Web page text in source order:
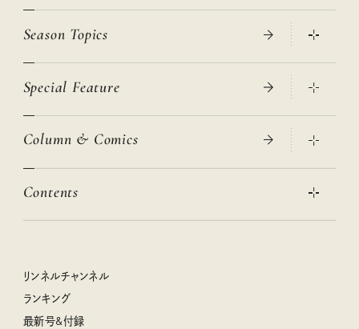
Season Topics
真夏のひんやりグッズ 2026
ニトリ・イケア・無印良品で賢くおしゃれなインテリア
絶品、お餅レシピ大集合！
クラフトビール案内
母の日に贈りたい、お花モチーフのアイテム
Special Feature
2026年春夏 トレンドファッションニュース
女子旅おすすめスポット 暮らすように心地いいリンネル旅ガイ
リンネル 暮らしの道具大賞
ナチュラルメイクレッスン
Column & Comics
ぐれいさん
空想喫茶トラノコクさんのあの店この店、喫茶訪問日記
Contents
リンネル暮らし部
リンネルチャンネル
おぱんつ君のわくわく楽しい一週間占い
リンネルチャンネル
ランキング
最新号&付録